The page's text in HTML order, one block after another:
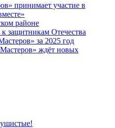
принимает участие в
районе
защитникам Отечества
за 2025 год
ждёт новых